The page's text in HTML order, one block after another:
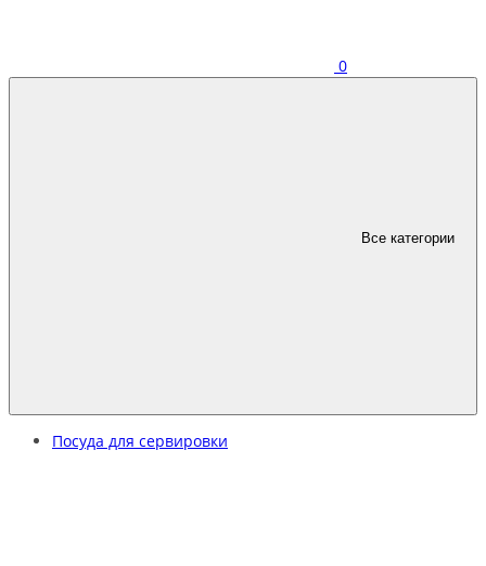
0
Все категории
Посуда для сервировки